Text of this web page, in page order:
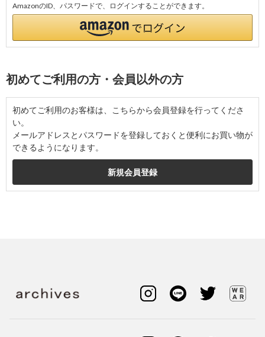
AmazonのID、パスワードで、ログインすることができます。
初めてご利用の方・会員以外の方
初めてご利用のお客様は、こちらから会員登録を行ってくださ
い。
メールアドレスとパスワードを登録しておくと便利にお買い物が
できるようになります。